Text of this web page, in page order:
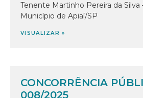
Tenente Martinho Pereira da Silva
Município de Apiaí/SP
VISUALIZAR »
CONCORRÊNCIA
008/2025